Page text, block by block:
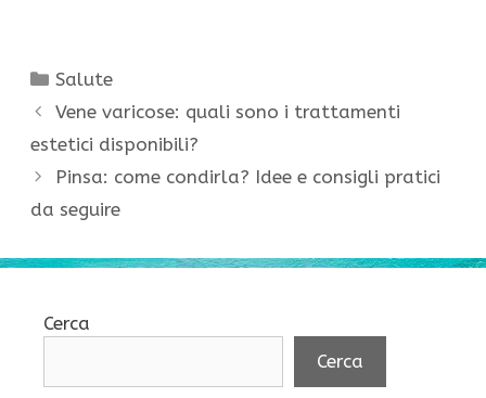
Categorie
Salute
Vene varicose: quali sono i trattamenti
estetici disponibili?
Pinsa: come condirla? Idee e consigli pratici
da seguire
Cerca
Cerca